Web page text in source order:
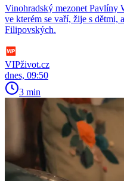
Vinohradský mezonet Pavlíny
ve kterém se vaří, žije s dětmi,
Filipovských.
VIPživot.cz
dnes, 09:50
3 min